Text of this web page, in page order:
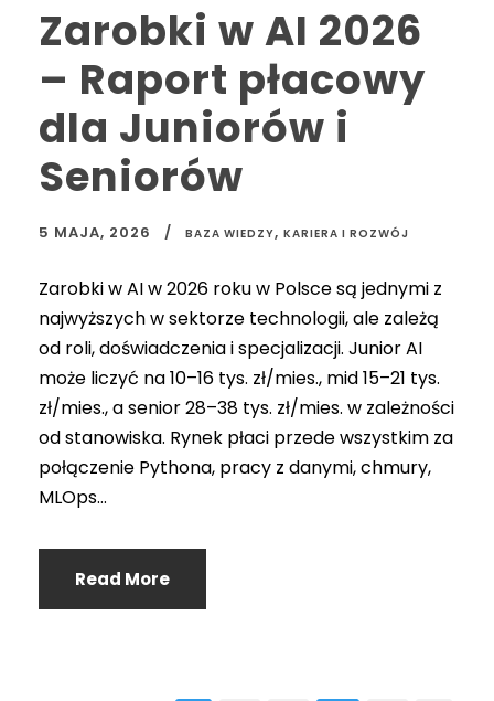
Zarobki w AI 2026
– Raport płacowy
dla Juniorów i
Seniorów
5 MAJA, 2026 BAZA WIEDZY, KARIERA I ROZWÓJ
Zarobki w AI w 2026 roku w Polsce są jednymi z
najwyższych w sektorze technologii, ale zależą
od roli, doświadczenia i specjalizacji. Junior AI
może liczyć na 10–16 tys. zł/mies., mid 15–21 tys.
zł/mies., a senior 28–38 tys. zł/mies. w zależności
od stanowiska. Rynek płaci przede wszystkim za
połączenie Pythona, pracy z danymi, chmury,
MLOps...
Read More